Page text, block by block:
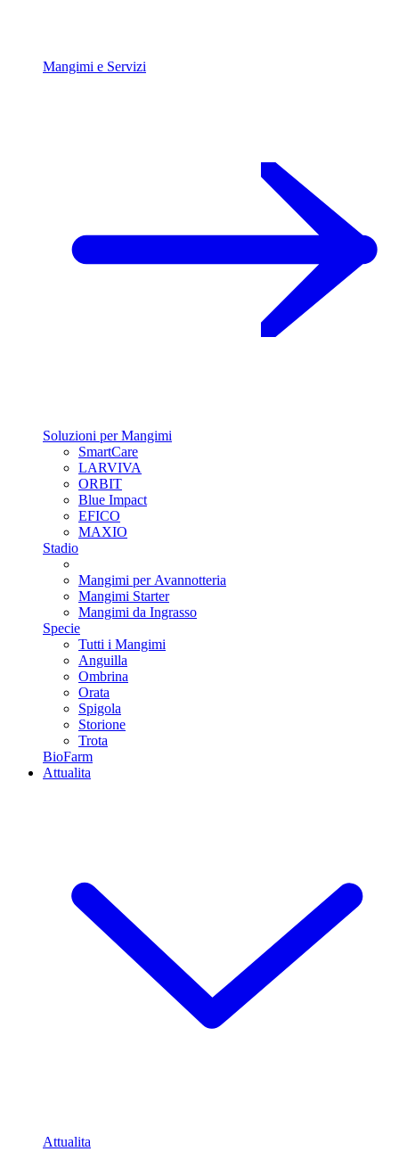
Mangimi e Servizi
Soluzioni per Mangimi
SmartCare
LARVIVA
ORBIT
Blue Impact
EFICO
MAXIO
Stadio
Mangimi per Avannotteria
Mangimi Starter
Mangimi da Ingrasso
Specie
Tutti i Mangimi
Anguilla
Ombrina
Orata
Spigola
Storione
Trota
BioFarm
Attualita
Attualita